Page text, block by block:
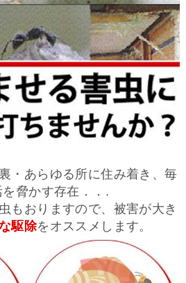
・あらゆる所に住み着き、毎
を脅かす存在．．.
もおりますので、被害が大き
駆除をオススメします。